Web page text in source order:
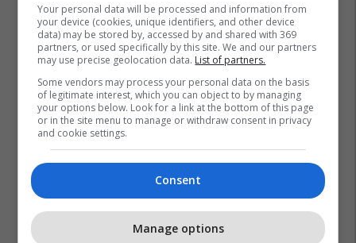
Arian Çani
Your personal data will be processed and information from
your device (cookies, unique identifiers, and other device
data) may be stored by, accessed by and shared with 369
partners, or used specifically by this site. We and our partners
may use precise geolocation data. List of partners.
Some vendors may process your personal data on the basis
of legitimate interest, which you can object to by managing
your options below. Look for a link at the bottom of this page
or in the site menu to manage or withdraw consent in privacy
and cookie settings.
Consent
Manage options